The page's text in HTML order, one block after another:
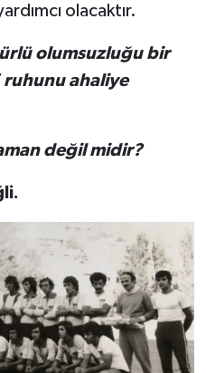
olacaktır.
olumsuzluğu bir
ruhunu ahaliye
değil midir?